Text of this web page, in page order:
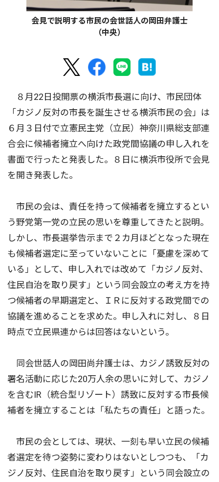
会見で説明する市民の会世話人の岡田弁護士
（中央）
８月22日投開票の横浜市長選に向け、市民団体
「カジノ反対の市長を誕生させる横浜市民の会」は
６月３日付で立憲民主党（立民）神奈川県総支部連
合会に候補者擁立へ向けた政党間協議の申し入れを
書面で行ったと発表した。８日に横浜市役所で会見
を開き発表した。
市民の会は、責任を持って候補者を擁立するとい
う野党第一党の立民の思いを尊重してきたと説明。
しかし、市長選挙告示まで２カ月ほどとなった現在
も候補者選定に至っていないことに「憂慮を深めて
いる」として、申し入れでは改めて「カジノ反対、
住民自治を取り戻す」という同会設立の考え方を持
つ候補者の早期選定と、ＩＲに反対する政党間での
協議を進めることを求めた。申し入れに対し、８日
時点で立民県連からは回答はないという。
同会世話人の岡田尚弁護士は、カジノ誘致反対の
署名活動に応じた20万人余の思いに対して、カジノ
を含むIR（統合型リゾート）誘致に反対する市長候
補者を擁立することは「私たちの責任」と語った。
市民の会としては、現状、一刻も早い立民の候補
者選定を待つ姿勢に変わりはないとしつつも、「カ
ジノ反対、住民自治を取り戻す」という同会設立の